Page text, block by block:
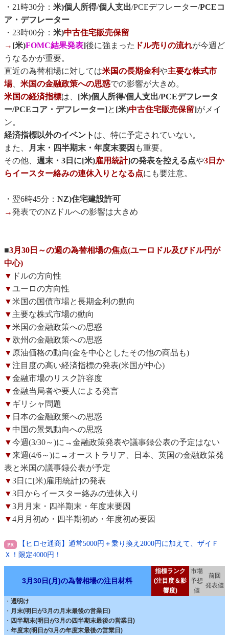
・21時30分： 米)個人所得/個人支出/PCEデフレーター/PCEコ
ア・デフレーター
・23時00分： 米)中古住宅販売保留
→ [米)FOMC結果発表]後に強まった ドル売りの流れが今週ど
うなるかが重要。
直近の為替相場に対しては米国の長期金利や主要な株式市
場、 米国の金融政策への思惑での影響が大きめ。
米国の経済指標は、 [米)個人所得/個人支出/PCEデフレータ
ー/PCEコア・デフレーター]と [米)中古住宅販売保留]がメイ
ン。
経済指標以外のイベント は、特に予定されていない。
また、
月末・四半期末・年度末要因 も重要。
その他、 週末・3日に[米)雇用統計]の発表を控える点や3日か
らイースター絡みの連休入りとなる点にも要注意。
・翌6時45分： NZ)住宅建設許可
→発表でのNZドルへの影響は大きめ
■3月30日～の週の為替相場の焦点(ユーロドル及びドル円が
中心)
▼ ドルの方向性
▼ユーロの方向性
▼米国の国債市場と長期金利の動向
▼ 主要な株式市場の動向
▼米国の金融政策への思惑
▼ 欧州の金融政策への思惑
▼ 原油価格の動向(金を中心としたその他の商品も)
▼注目度の高い経済指標の発表(米国が中心)
▼金融市場のリスク許容度
▼金融当局者や要人による発言
▼ ギリシャ問題
▼ 日本の金融政策への思惑
▼ 中国の景気動向への思惑
▼今週(3/30～)に→金融政策発表や議事録公表の予定はない
▼来週(4/6～)に→オーストラリア、日本、英国の金融政策発
表と米国の議事録公表が予定
▼3日に[米)雇用統計]の発表
▼3日からイースター絡みの連休入り
▼3月月末・四半期末・年度末要因
▼4月月初め・四半期初め・年度初め要因
【ヒロセ通商】通常5000円＋乗り換え2000円に加えて、ザイＦ
Ｘ！限定4000円！
3月30日(月)の為替相場の注目材料
指標ランク
(注目度＆影
響度)
市場
予想
値
前回
発表値
・ 週明け
・ 月末(明日が3月の月末最後の営業日)
・ 四半期末(明日が3月の四半期末最後の営業日)
・ 年度末(明日が3月の年度末最後の営業日)